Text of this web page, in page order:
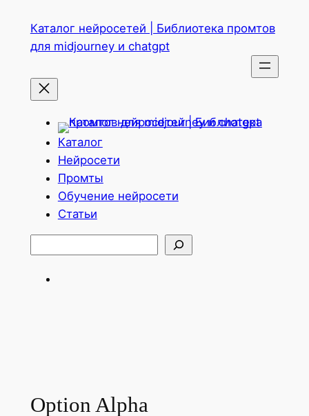
содержимому
Каталог нейросетей | Библиотека промтов
для midjourney и chatgpt
Каталог
Нейросети
Промты
Обучение нейросети
Статьи
Option Alpha